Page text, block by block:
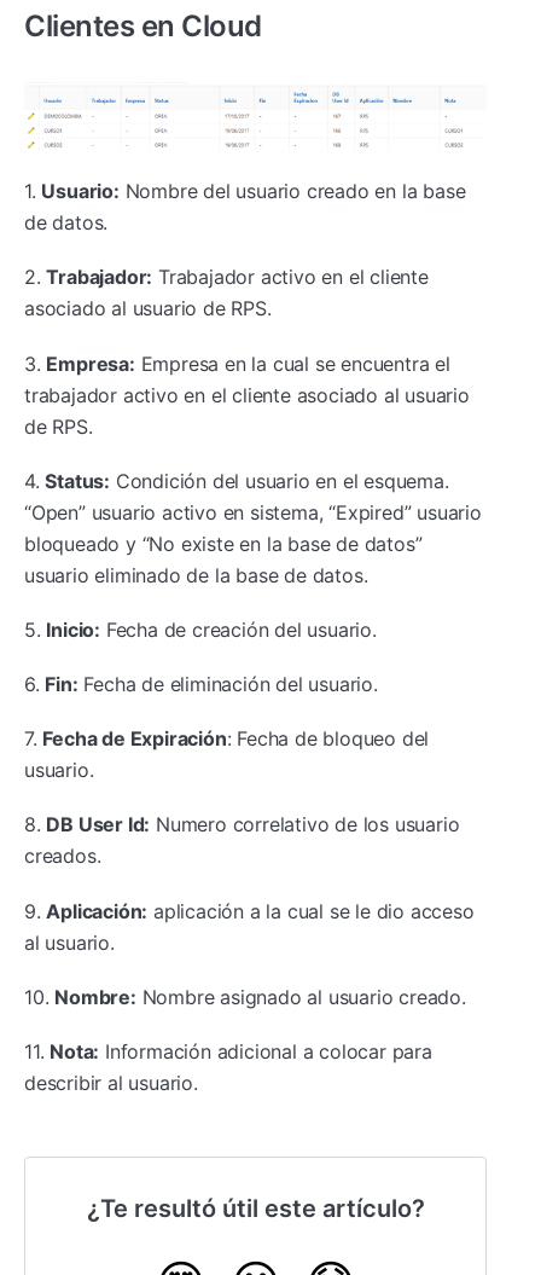
Clientes en Cloud
1. Usuario: Nombre del usuario creado en la base
de datos.
2.Trabajador: Trabajador activo en el cliente
asociado al usuario de RPS.
3. Empresa: Empresa en la cual se encuentra el
trabajador activo en el cliente asociado al usuario
de RPS.
4.Status: Condición del usuario en el esquema.
“Open” usuario activo en sistema, “Expired” usuario
bloqueado y “No existe en la base de datos”
usuario eliminado de la base de datos.
5. Inicio: Fecha de creación del usuario.
6. Fin: Fecha de eliminación del usuario.
7. Fecha de Expiración: Fecha de bloqueo del
usuario.
8. DB User Id: Numero correlativo de los usuario
creados.
9. Aplicación: aplicación a la cual se le dio acceso
al usuario.
10. Nombre: Nombre asignado al usuario creado.
11. Nota: Información adicional a colocar para
describir al usuario.
¿Te resultó útil este artículo?